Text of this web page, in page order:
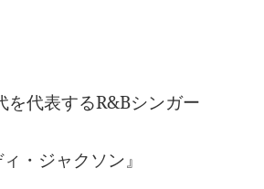
を代表するR&Bシンガー
ィ・ジャクソン』